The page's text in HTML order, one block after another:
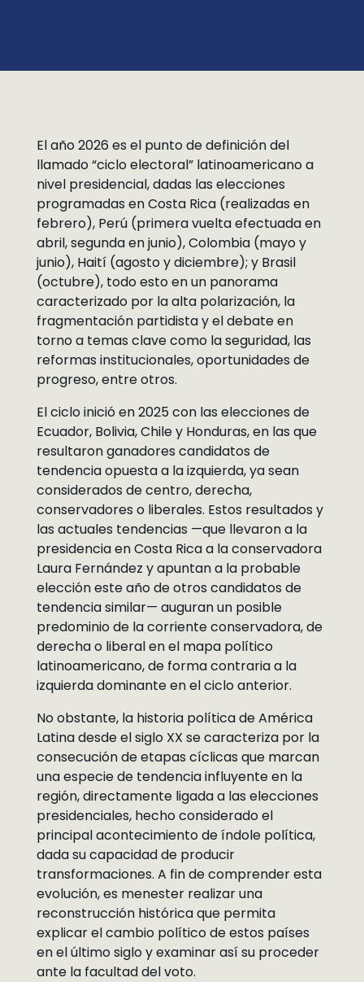
El año 2026 es el punto de definición del
llamado “ciclo electoral” latinoamericano a
nivel presidencial, dadas las elecciones
programadas en Costa Rica (realizadas en
febrero), Perú (primera vuelta efectuada en
abril, segunda en junio), Colombia (mayo y
junio), Haití (agosto y diciembre); y Brasil
(octubre), todo esto en un panorama
caracterizado por la alta polarización, la
fragmentación partidista y el debate en
torno a temas clave como la seguridad, las
reformas institucionales, oportunidades de
progreso, entre otros.
El ciclo inició en 2025 con las elecciones de
Ecuador, Bolivia, Chile y Honduras, en las que
resultaron ganadores candidatos de
tendencia opuesta a la izquierda, ya sean
considerados de centro, derecha,
conservadores o liberales. Estos resultados y
las actuales tendencias —que llevaron a la
presidencia en Costa Rica a la conservadora
Laura Fernández y apuntan a la probable
elección este año de otros candidatos de
tendencia similar— auguran un posible
predominio de la corriente conservadora, de
derecha o liberal en el mapa político
latinoamericano, de forma contraria a la
izquierda dominante en el ciclo anterior.
No obstante, la historia política de América
Latina desde el siglo XX se caracteriza por la
consecución de etapas cíclicas que marcan
una especie de tendencia influyente en la
región, directamente ligada a las elecciones
presidenciales, hecho considerado el
principal acontecimiento de índole política,
dada su capacidad de producir
transformaciones. A fin de comprender esta
evolución, es menester realizar una
reconstrucción histórica que permita
explicar el cambio político de estos países
en el último siglo y examinar así su proceder
ante la facultad del voto.